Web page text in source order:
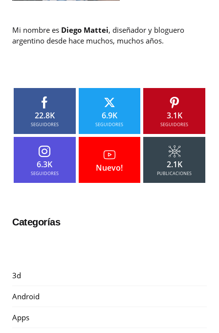
Mi nombre es Diego Mattei, diseñador y bloguero
argentino desde hace muchos, muchos años.
22.8K
SEGUIDORES
6.9K
SEGUIDORES
3.1K
SEGUIDORES
6.3K
SEGUIDORES
Nuevo! 2.1K
PUBLICACIONES
Categorías
3d
Android
Apps